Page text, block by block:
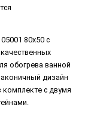
80x50 с
обогрева ванной
дизайн
комплекте с двумя